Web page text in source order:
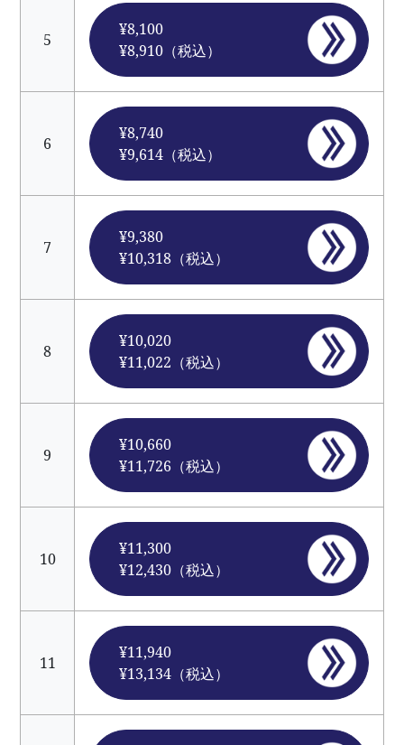
5
¥8,100
¥8,910（税込）
6
¥8,740
¥9,614（税込）
7
¥9,380
¥10,318（税込）
8
¥10,020
¥11,022（税込）
9
¥10,660
¥11,726（税込）
10
¥11,300
¥12,430（税込）
11
¥11,940
¥13,134（税込）